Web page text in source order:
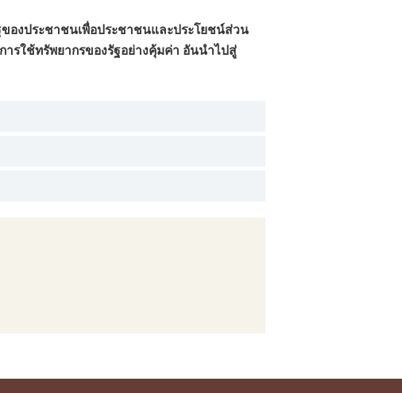
องประชาชนเพื่อประชาชนและประโยชน์ส่วน
รใช้ทรัพยากรของรัฐอย่างคุ้มค่า อันนำไปสู่